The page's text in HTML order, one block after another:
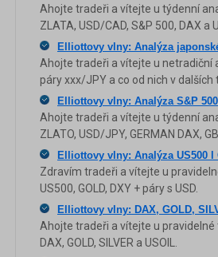
Ahojte tradeři a vítejte u týdenní
ZLATA, USD/CAD, S&P 500, DAX a
Elliottovy vlny: Analýza
Ahojte tradeři a vítejte u netradiční
páry xxx/JPY a co od nich v dalších
Elliottovy vlny: Analýza S&P
Ahojte tradeři a vítejte u týdenní
ZLATO, USD/JPY, GERMAN DAX,
Elliottovy vlny: Analýza US500 l
Zdravím tradeři a vítejte u
US500, GOLD, DXY + páry s USD.
Elliottovy vlny: DAX, GOLD,
Ahojte tradeři a vítejte u
DAX, GOLD, SILVER a USOIL.